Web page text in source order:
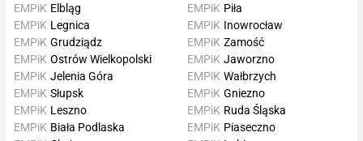
EMPiK Elbląg
EMPiK Legnica
EMPiK Grudziądz
EMPiK Piła
EMPiK Inowrocław
EMPiK Zamość
EMPiK Ostrów Wielkopolski
EMPiK Jelenia Góra
EMPiK Słupsk
EMPiK Leszno
EMPiK Jaworzno
EMPiK Wałbrzych
EMPiK Gniezno
EMPiK Ruda Śląska
EMPiK Biała Podlaska
EMPiK Piaseczno